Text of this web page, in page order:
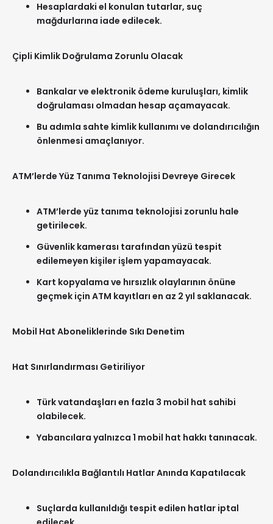
Hesaplardaki el konulan tutarlar, suç
mağdurlarına iade edilecek.
Çipli Kimlik Doğrulama Zorunlu Olacak
Bankalar ve elektronik ödeme kuruluşları, kimlik
doğrulaması olmadan hesap açamayacak.
Bu adımla sahte kimlik kullanımı ve dolandırıcılığın
önlenmesi amaçlanıyor.
ATM’lerde Yüz Tanıma Teknolojisi Devreye Girecek
ATM’lerde yüz tanıma teknolojisi zorunlu hale
getirilecek.
Güvenlik kamerası tarafından yüzü tespit
edilemeyen kişiler işlem yapamayacak.
Kart kopyalama ve hırsızlık olaylarının önüne
geçmek için ATM kayıtları en az 2 yıl saklanacak.
Mobil Hat Aboneliklerinde Sıkı Denetim
Hat Sınırlandırması Getiriliyor
Türk vatandaşları en fazla 3 mobil hat sahibi
olabilecek.
Yabancılara yalnızca 1 mobil hat hakkı tanınacak.
Dolandırıcılıkla Bağlantılı Hatlar Anında Kapatılacak
Suçlarda kullanıldığı tespit edilen hatlar iptal